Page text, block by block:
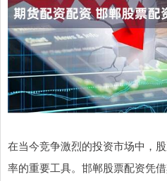
在当今竞争激烈的投资市场中，
率的重要工具。邯郸股票配资凭